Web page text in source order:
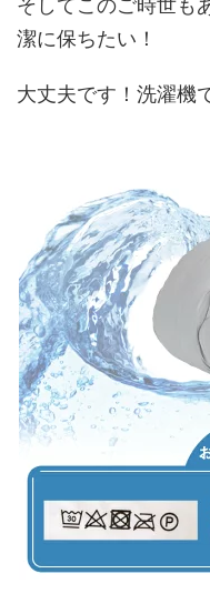
そしてこのご時世も
潔に保ちたい！
大丈夫です！ 洗濯機